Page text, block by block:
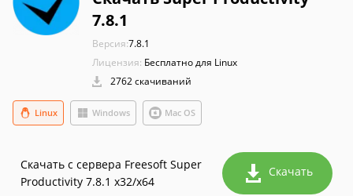
7.8.1
Версия:7.8.1
Лицензия: Бесплатно для Linux
2762 скачиваний
Windows Mac OS
Linux
Скачать с сервера Freesoft Super
Productivity 7.8.1 x32/x64
Скачать